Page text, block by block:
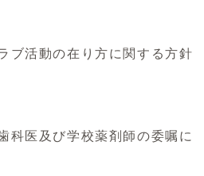
ブ活動の在り方に関する方針
科医及び学校薬剤師の委嘱に